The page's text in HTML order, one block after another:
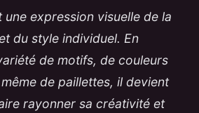
une expression visuelle de la
du style individuel. En
de motifs, de couleurs
de paillettes, il devient
rayonner sa créativité et